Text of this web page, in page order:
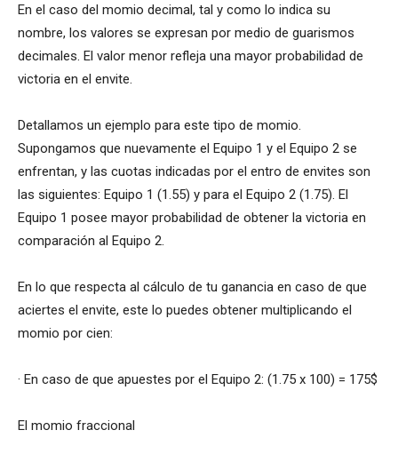
En el caso del momio decimal, tal y como lo indica su
nombre, los valores se expresan por medio de guarismos
decimales. El valor menor refleja una mayor probabilidad de
victoria en el envite.
Detallamos un ejemplo para este tipo de momio.
Supongamos que nuevamente el Equipo 1 y el Equipo 2 se
enfrentan, y las cuotas indicadas por el entro de envites son
las siguientes: Equipo 1 (1.55) y para el Equipo 2 (1.75). El
Equipo 1 posee mayor probabilidad de obtener la victoria en
comparación al Equipo 2.
En lo que respecta al cálculo de tu ganancia en caso de que
aciertes el envite, este lo puedes obtener multiplicando el
momio por cien:
· En caso de que apuestes por el Equipo 2: (1.75 x 100) = 175$
El momio fraccional